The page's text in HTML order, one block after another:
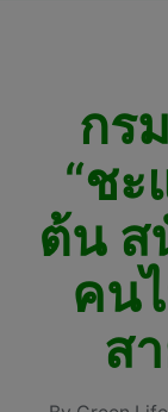
กร
“ช
ต้น ส
คน
ส